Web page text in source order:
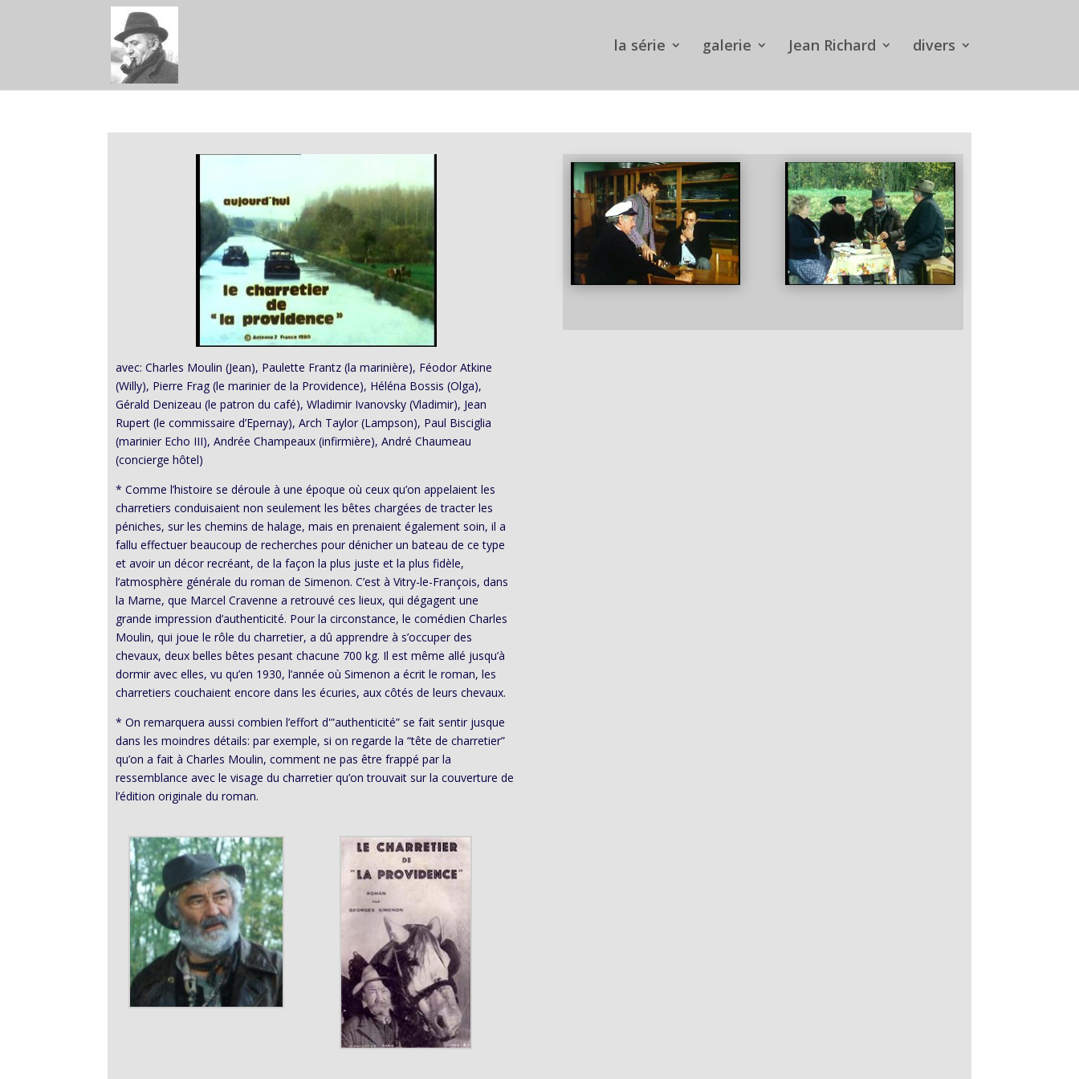
la série galerie Jean Richard divers
avec: Charles Moulin (Jean), Paulette Frantz (la marinière), Féodor Atkine
(Willy), Pierre Frag (le marinier de la Providence), Héléna Bossis (Olga),
Gérald Denizeau (le patron du café), Wladimir Ivanovsky (Vladimir), Jean
Rupert (le commissaire d’Epernay), Arch Taylor (Lampson), Paul Bisciglia
(marinier Echo III), Andrée Champeaux (infirmière), André Chaumeau
(concierge hôtel)
* Comme l’histoire se déroule à une époque où ceux qu’on appelaient les
charretiers conduisaient non seulement les bêtes chargées de tracter les
péniches, sur les chemins de halage, mais en prenaient également soin, il a
fallu effectuer beaucoup de recherches pour dénicher un bateau de ce type
et avoir un décor recréant, de la façon la plus juste et la plus fidèle,
l’atmosphère générale du roman de Simenon. C’est à Vitry-le-François, dans
la Marne, que Marcel Cravenne a retrouvé ces lieux, qui dégagent une
grande impression d’authenticité. Pour la circonstance, le comédien Charles
Moulin, qui joue le rôle du charretier, a dû apprendre à s’occuper des
chevaux, deux belles bêtes pesant chacune 700 kg. Il est même allé jusqu’à
dormir avec elles, vu qu’en 1930, l’année où Simenon a écrit le roman, les
charretiers couchaient encore dans les écuries, aux côtés de leurs chevaux.
* On remarquera aussi combien l’effort d'”authenticité” se fait sentir jusque
dans les moindres détails: par exemple, si on regarde la “tête de charretier”
qu’on a fait à Charles Moulin, comment ne pas être frappé par la
ressemblance avec le visage du charretier qu’on trouvait sur la couverture de
l’édition originale du roman.